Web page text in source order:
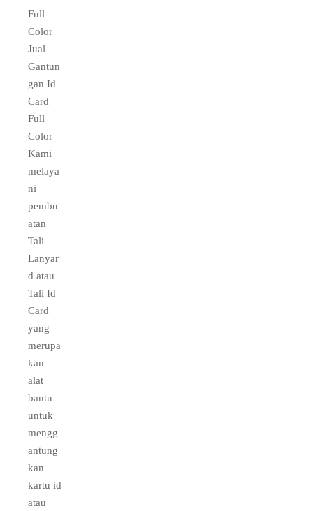
Full
Color
Jual
Gantun
gan Id
Card
Full
Color
Kami
melaya
ni
pembu
atan
Tali
Lanyar
d atau
Tali Id
Card
yang
merupa
kan
alat
bantu
untuk
mengg
antung
kan
kartu id
atau